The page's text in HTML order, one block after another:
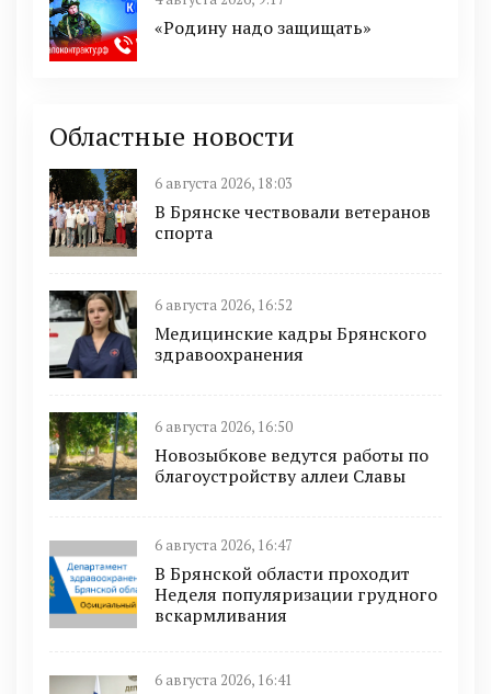
«Родину надо защищать»
Областные новости
6 августа 2026, 18:03
В Брянске чествовали ветеранов
спорта
6 августа 2026, 16:52
Медицинские кадры Брянского
здравоохранения
6 августа 2026, 16:50
Новозыбкове ведутся работы по
благоустройству аллеи Славы
6 августа 2026, 16:47
В Брянской области проходит
Неделя популяризации грудного
вскармливания
6 августа 2026, 16:41